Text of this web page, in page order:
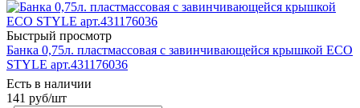
Быстрый просмотр
Банка 0,75л. пластмассовая с завинчивающейся крышкой ECO
STYLE арт.431176036
Есть в наличии
141 руб/шт